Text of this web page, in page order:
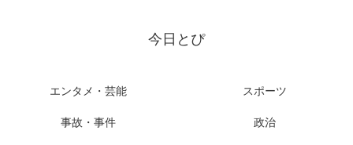
今日とぴ
エンタメ・芸能 スポーツ
事故・事件 政治